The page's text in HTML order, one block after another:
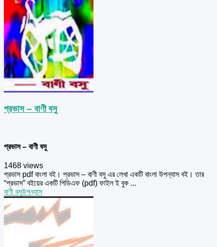
প্রভাস – বাণী বসু
প্রভাস – বাণী বসু
1468 views
প্রভাস pdf বাংলা বই। প্রভাস – বাণী বসু এর লেখা একটি বাংলা উপন্যাস বই। তার
“প্রভাস” বইয়ের একটি পিডিএফ (pdf) ফাইল ই বুক ...
বাণী বসুউপন্যাস